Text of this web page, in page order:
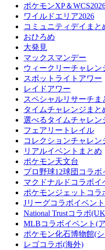
ポケモンXP＆
ワイルドエリア2026
コミュニティデイまと
おひろめ
大発見
マックスマンデー
ウィークリーチャレン
スポットライトアワー
レイドアワー
スペシャルリサーチま
タイムチャレンジまと
選べるタイムチャレン
フェアリートレイル
コレクションチャレン
リアルイベントまとめ
ポケモン天文台
プロ野球12球団コラボ
マクドナルドコラボイ
ポケモンジェットコラ
Jリーグコラボイベント
National Trustコラボ
MLBコラボイベント(
ポケモン化石博物館(
レゴコラボ(海外)